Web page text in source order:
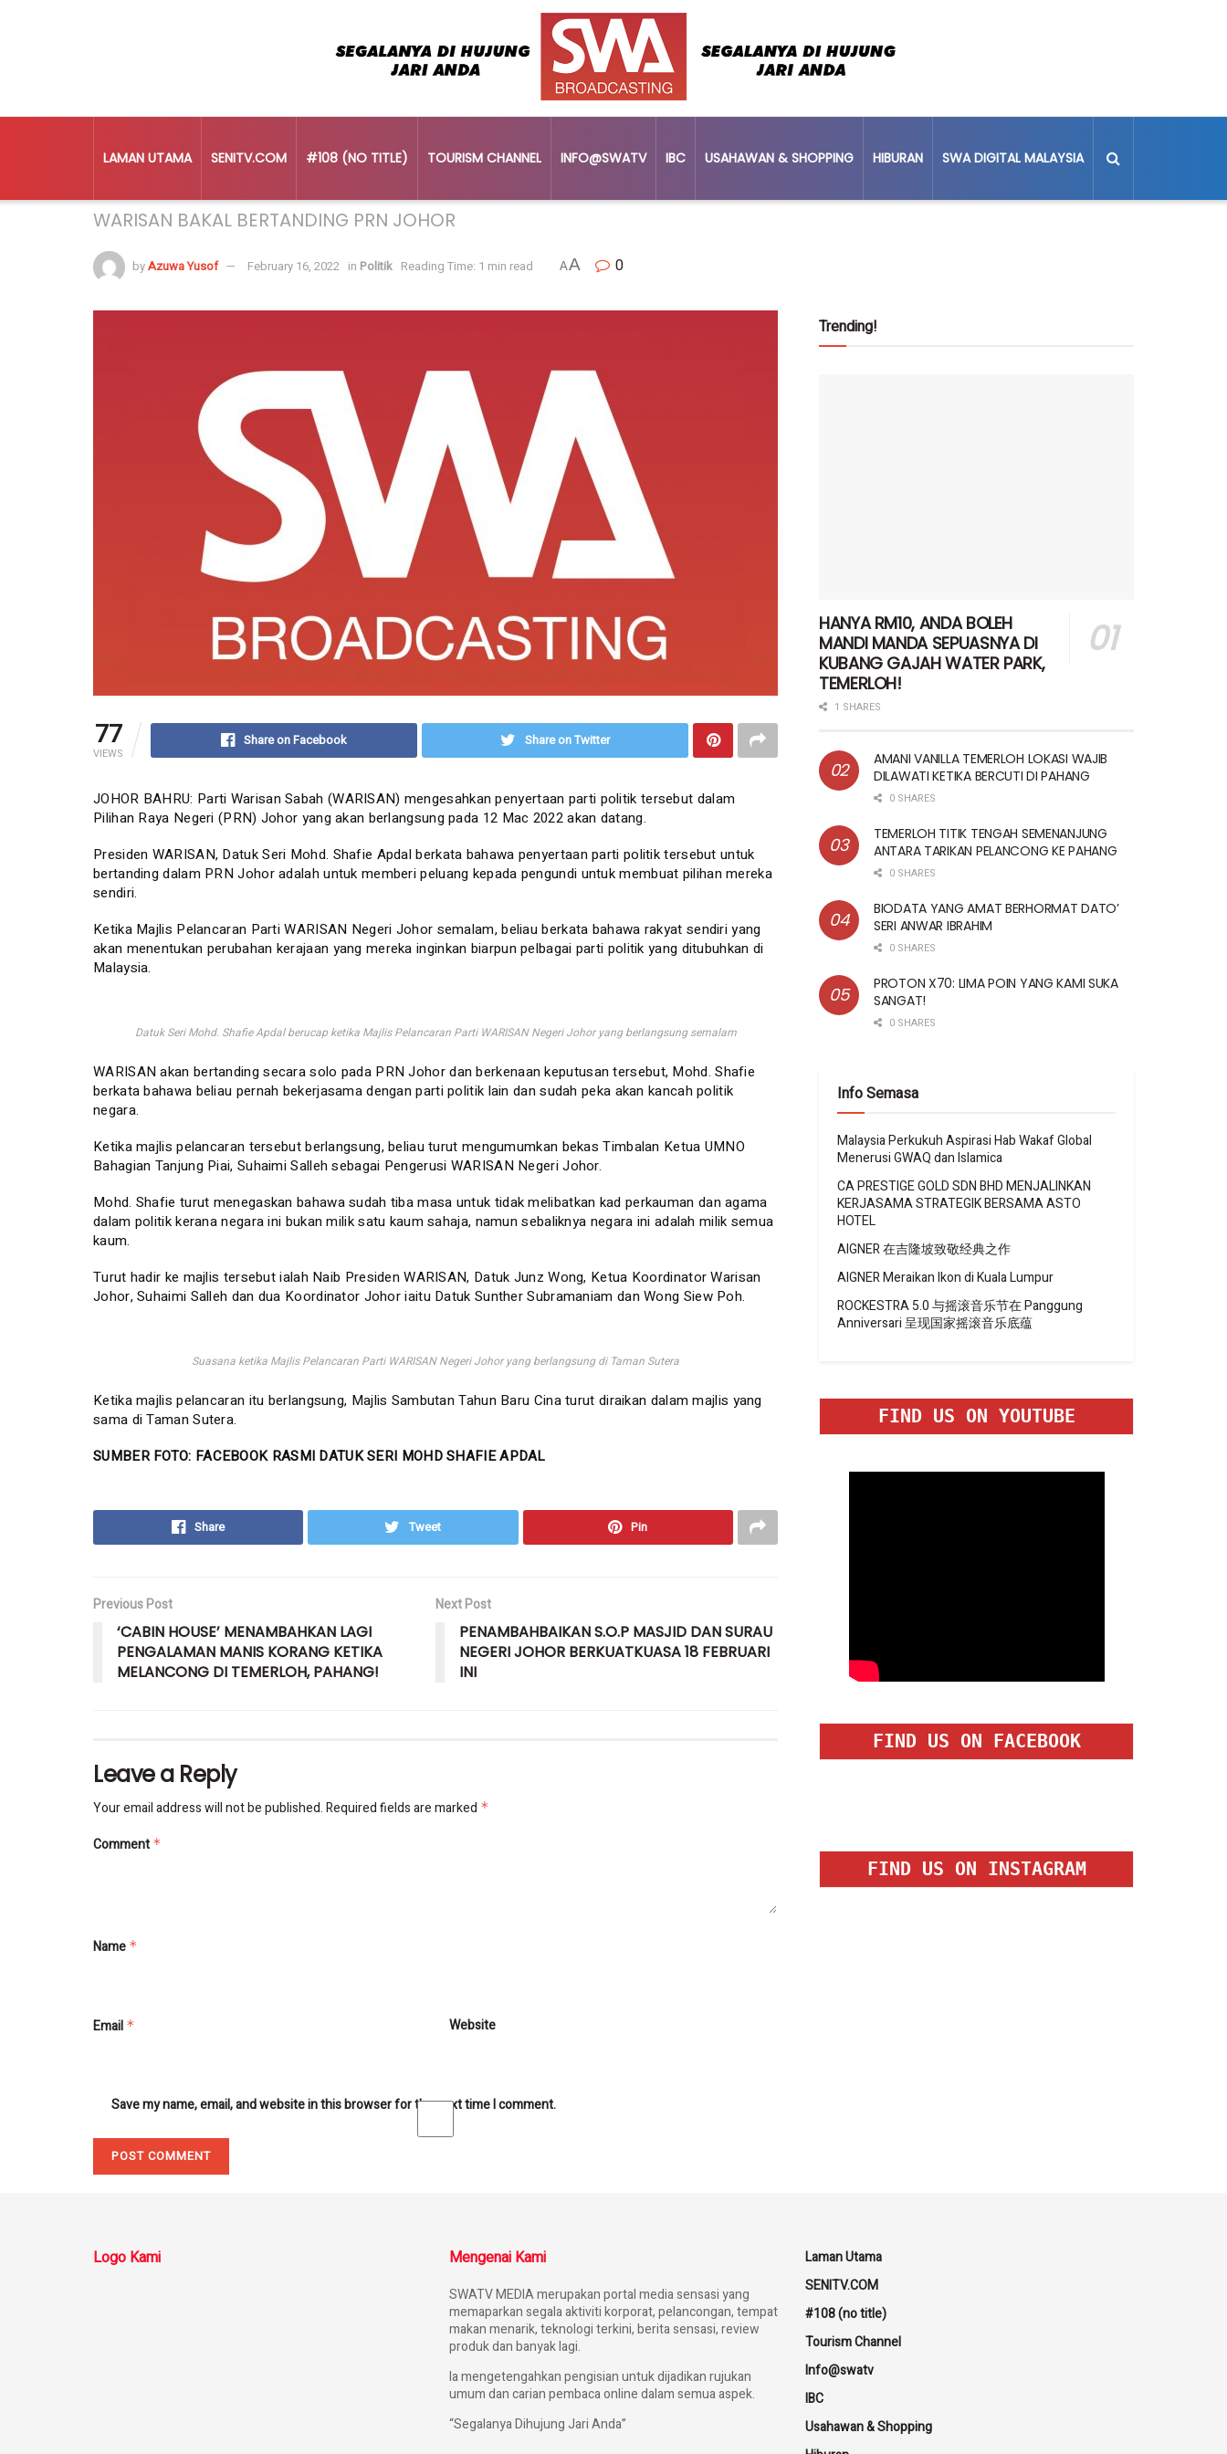
LAMAN UTAMA SENITV.COM #108 (NO TITLE) TOURISM CHANNEL INFO@SWATV IBC USAHAWAN & SHOPPING HIBURAN SWA DIGITAL MALAYSIA
WARISAN BAKAL BERTANDING PRN JOHOR
byAzuwa Yusof February 16, 2022 in Politik Reading Time: 1 min read AA 0
77
VIEWS
Share on Facebook Share on Twitter
JOHOR BAHRU: Parti Warisan Sabah (WARISAN) mengesahkan penyertaan parti politik tersebut dalam
Pilihan Raya Negeri (PRN) Johor yang akan berlangsung pada 12 Mac 2022 akan datang.
Presiden WARISAN, Datuk Seri Mohd. Shafie Apdal berkata bahawa penyertaan parti politik tersebut untuk
bertanding dalam PRN Johor adalah untuk memberi peluang kepada pengundi untuk membuat pilihan mereka
sendiri.
Ketika Majlis Pelancaran Parti WARISAN Negeri Johor semalam, beliau berkata bahawa rakyat sendiri yang
akan menentukan perubahan kerajaan yang mereka inginkan biarpun pelbagai parti politik yang ditubuhkan di
Malaysia.
Datuk Seri Mohd. Shafie Apdal berucap ketika Majlis Pelancaran Parti WARISAN Negeri Johor yang berlangsung semalam
WARISAN akan bertanding secara solo pada PRN Johor dan berkenaan keputusan tersebut, Mohd. Shafie
berkata bahawa beliau pernah bekerjasama dengan parti politik lain dan sudah peka akan kancah politik
negara.
Ketika majlis pelancaran tersebut berlangsung, beliau turut mengumumkan bekas Timbalan Ketua UMNO
Bahagian Tanjung Piai, Suhaimi Salleh sebagai Pengerusi WARISAN Negeri Johor.
Mohd. Shafie turut menegaskan bahawa sudah tiba masa untuk tidak melibatkan kad perkauman dan agama
dalam politik kerana negara ini bukan milik satu kaum sahaja, namun sebaliknya negara ini adalah milik semua
kaum.
Turut hadir ke majlis tersebut ialah Naib Presiden WARISAN, Datuk Junz Wong, Ketua Koordinator Warisan
Johor, Suhaimi Salleh dan dua Koordinator Johor iaitu Datuk Sunther Subramaniam dan Wong Siew Poh.
Suasana ketika Majlis Pelancaran Parti WARISAN Negeri Johor yang berlangsung di Taman Sutera
Ketika majlis pelancaran itu berlangsung, Majlis Sambutan Tahun Baru Cina turut diraikan dalam majlis yang
sama di Taman Sutera.
SUMBER FOTO: FACEBOOK RASMI DATUK SERI MOHD SHAFIE APDAL
Share Tweet Pin
Previous Post
‘CABIN HOUSE’ MENAMBAHKAN LAGI
PENGALAMAN MANIS KORANG KETIKA
MELANCONG DI TEMERLOH, PAHANG!
Next Post
PENAMBAHBAIKAN S.O.P MASJID DAN SURAU
NEGERI JOHOR BERKUATKUASA 18 FEBRUARI
INI
Leave a Reply
Your email address will not be published.Required fields are marked *
Comment *
Name *
Email * Website
Save my name, email, and website in this browser for the next time I comment.
Trending!
HANYA RM10, ANDA BOLEH
MANDI MANDA SEPUASNYA DI
KUBANG GAJAH WATER PARK,
TEMERLOH!
1 SHARES
AMANI VANILLA TEMERLOH LOKASI WAJIB
DILAWATI KETIKA BERCUTI DI PAHANG
0 SHARES
TEMERLOH TITIK TENGAH SEMENANJUNG
ANTARA TARIKAN PELANCONG KE PAHANG
0 SHARES
BIODATA YANG AMAT BERHORMAT DATO’
SERI ANWAR IBRAHIM
0 SHARES
PROTON X70: LIMA POIN YANG KAMI SUKA
SANGAT!
0 SHARES
Info Semasa
Malaysia Perkukuh Aspirasi Hab Wakaf Global
Menerusi GWAQ dan Islamica
CA PRESTIGE GOLD SDN BHD MENJALINKAN
KERJASAMA STRATEGIK BERSAMA ASTO
HOTEL
AIGNER 在吉隆坡致敬经典之作
AIGNER Meraikan Ikon di Kuala Lumpur
ROCKESTRA 5.0 与摇滚音乐节在 Panggung
Anniversari 呈现国家摇滚音乐底蕴
FIND US ON YOUTUBE
FIND US ON FACEBOOK
FIND US ON INSTAGRAM
Logo Kami Mengenai Kami
SWATV MEDIA merupakan portal media sensasi yang
memaparkan segala aktiviti korporat, pelancongan, tempat
makan menarik, teknologi terkini, berita sensasi, review
produk dan banyak lagi.
Ia mengetengahkan pengisian untuk dijadikan rujukan
umum dan carian pembaca online dalam semua aspek.
“Segalanya Dihujung Jari Anda”
Laman Utama
SENITV.COM
#108 (no title)
Tourism Channel
Info@swatv
IBC
Usahawan & Shopping